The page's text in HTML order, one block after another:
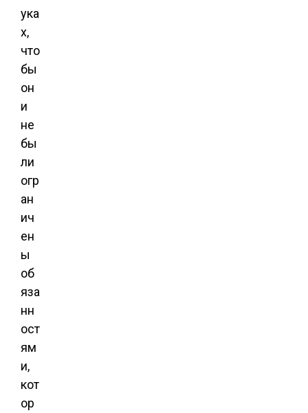
ука
х,
что
бы
он
и
не
бы
ли
огр
ан
ич
ен
ы
об
яза
нн
ост
ям
и,
кот
ор